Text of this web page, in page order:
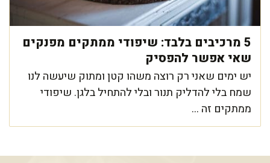
5 מרכיבים בלבד: שיפודי ממתקים מפנקים
שאי אפשר להפסיק
יש ימים שאני רק רוצה משהו קטן ומתוק שיעשה לנו
שמח בלי להדליק תנור ובלי להתחיל בלגן. שיפודי
ממתקים זה ...